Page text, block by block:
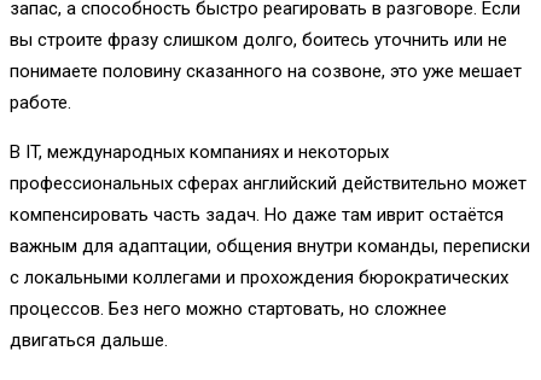
запас, а способность быстро реагировать в разговоре. Если
вы строите фразу слишком долго, боитесь уточнить или не
понимаете половину сказанного на созвоне, это уже мешает
работе.
В IT, международных компаниях и некоторых
профессиональных сферах английский действительно может
компенсировать часть задач. Но даже там иврит остаётся
важным для адаптации, общения внутри команды, переписки
с локальными коллегами и прохождения бюрократических
процессов. Без него можно стартовать, но сложнее
двигаться дальше.